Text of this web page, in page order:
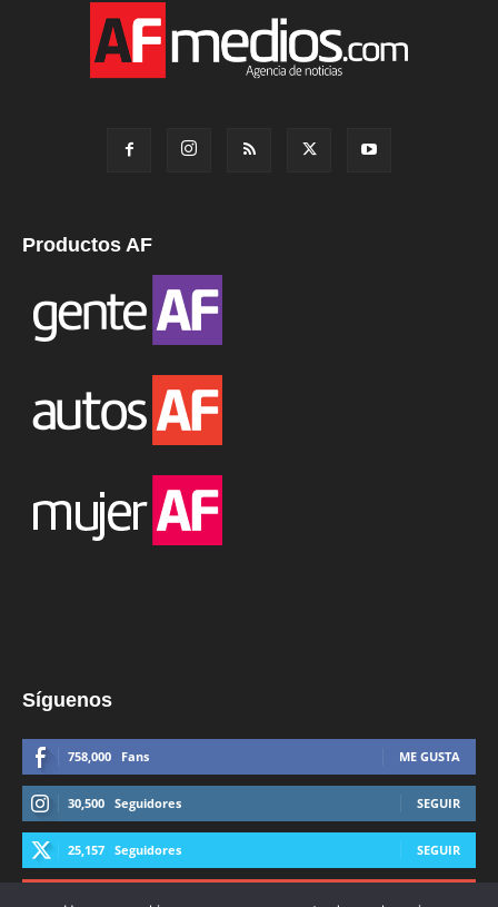
Productos AF
Síguenos
758,000 Fans ME GUSTA
30,500 Seguidores SEGUIR
25,157 Seguidores SEGUIR